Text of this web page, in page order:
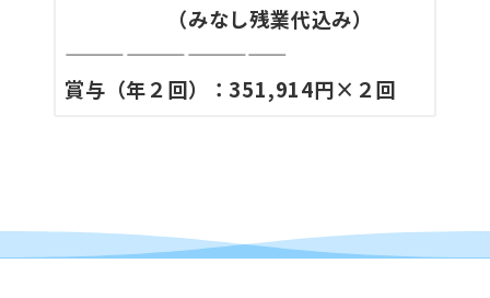
（みなし残業代込み）
———————————
賞与（年２回）：351,914円×２回